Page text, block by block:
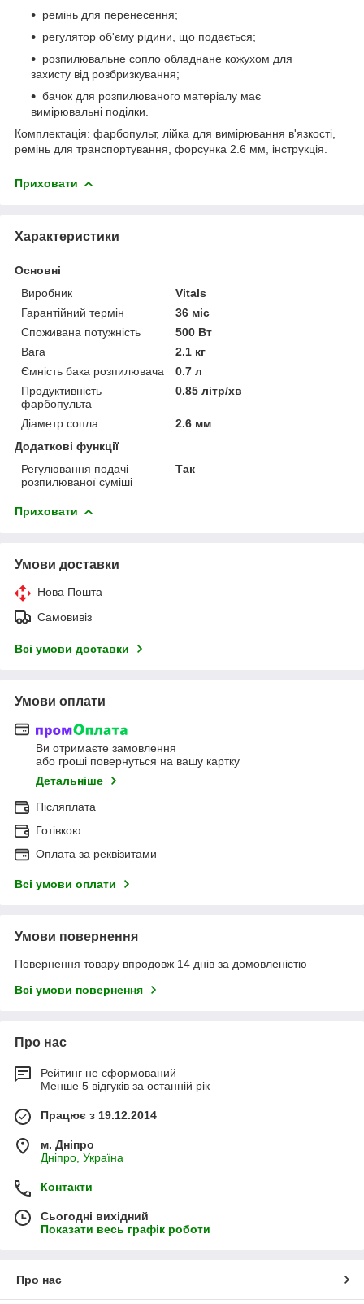
ремінь для перенесення;
регулятор об'єму рідини, що подається;
розпилювальне сопло обладнане кожухом для
захисту від розбризкування;
бачок для розпилюваного матеріалу має
вимірювальні поділки.
Комплектація: фарбопульт, лійка для вимірювання в'язкості,
ремінь для транспортування, форсунка 2.6 мм, інструкція.
Приховати
Характеристики
Основні
Виробник
Vitals
Гарантійний термін
36 міс
Споживана потужність
500 Вт
Вага
2.1 кг
Ємність бака розпилювача
0.7 л
Продуктивність
фарбопульта
0.85 літр/хв
Діаметр сопла
2.6 мм
Додаткові функції
Регулювання подачі
розпилюваної суміші
Так
Приховати
Умови доставки
Нова Пошта
Самовивіз
Всі умови доставки
Умови оплати
Ви отримаєте замовлення
або гроші повернуться на вашу картку
Детальніше
Післяплата
Готівкою
Оплата за реквізитами
Всі умови оплати
Умови повернення
Повернення товару впродовж 14 днів за домовленістю
Всі умови повернення
Про нас
Рейтинг не сформований
Менше 5 відгуків за останній рік
Працює з 19.12.2014
м. Дніпро
Дніпро, Україна
Контакти
Сьогодні вихідний
Показати весь графік роботи
Про нас